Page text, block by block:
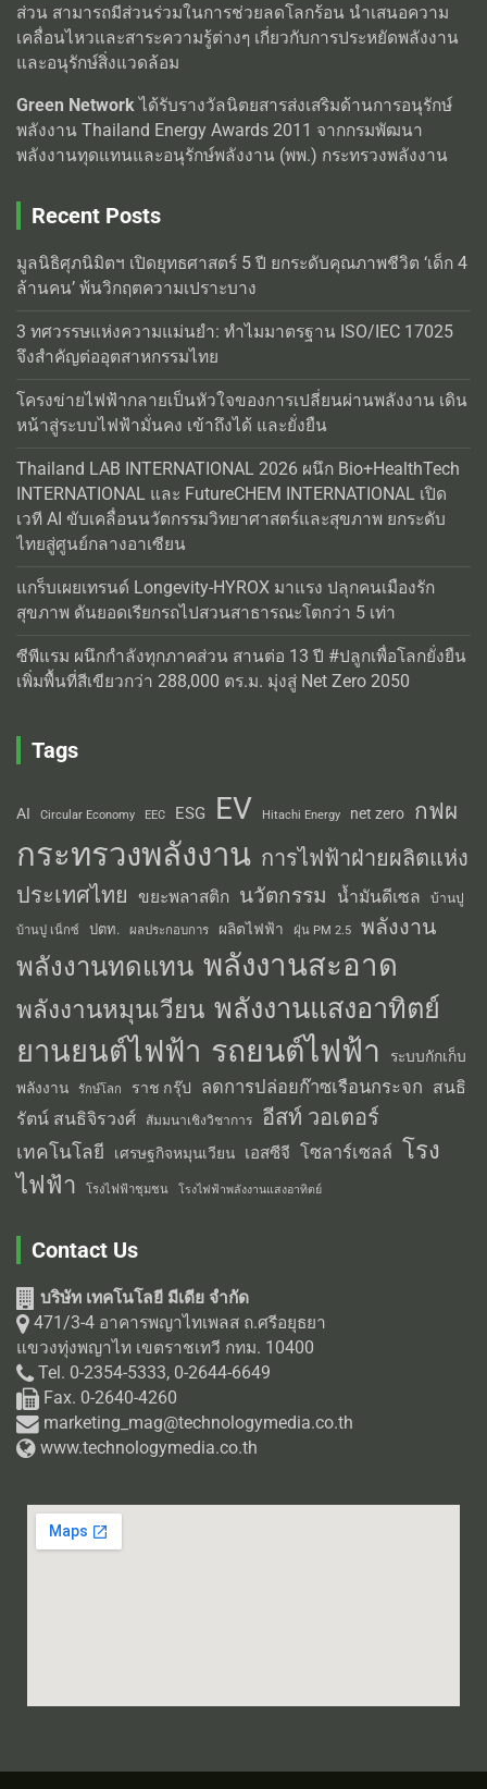
ส่วน สามารถมีส่วนร่วมในการช่วยลดโลกร้อน นำเสนอความ
เคลื่อนไหวและสาระความรู้ต่างๆ เกี่ยวกับการประหยัดพลังงาน
และอนุรักษ์สิ่งแวดล้อม
Green Network ได้รับรางวัลนิตยสารส่งเสริมด้านการอนุรักษ์
พลังงาน Thailand Energy Awards 2011 จากกรมพัฒนา
พลังงานทุดแทนและอนุรักษ์พลังงาน (พพ.) กระทรวงพลังงาน
Recent Posts
มูลนิธิศุภนิมิตฯ เปิดยุทธศาสตร์ 5 ปี ยกระดับคุณภาพชีวิต ‘เด็ก 4
ล้านคน’ พ้นวิกฤตความเปราะบาง
3 ทศวรรษแห่งความแม่นยำ: ทำไมมาตรฐาน ISO/IEC 17025
จึงสำคัญต่ออุตสาหกรรมไทย
โครงข่ายไฟฟ้ากลายเป็นหัวใจของการเปลี่ยนผ่านพลังงาน เดิน
หน้าสู่ระบบไฟฟ้ามั่นคง เข้าถึงได้ และยั่งยืน
Thailand LAB INTERNATIONAL 2026 ผนึก Bio+HealthTech
INTERNATIONAL และ FutureCHEM INTERNATIONAL เปิด
เวที AI ขับเคลื่อนนวัตกรรมวิทยาศาสตร์และสุขภาพ ยกระดับ
ไทยสู่ศูนย์กลางอาเซียน
แกร็บเผยเทรนด์ Longevity-HYROX มาแรง ปลุกคนเมืองรัก
สุขภาพ ดันยอดเรียกรถไปสวนสาธารณะโตกว่า 5 เท่า
ซีพีแรม ผนึกกำลังทุกภาคส่วน สานต่อ 13 ปี #ปลูกเพื่อโลกยั่งยืน
เพิ่มพื้นที่สีเขียวกว่า 288,000 ตร.ม. มุ่งสู่ Net Zero 2050
Tags
AI Circular Economy EEC ESG EV Hitachi Energy net zero กฟผ
กระทรวงพลังงาน การไฟฟ้าฝ่ายผลิตแห่ง
ประเทศไทย
ขยะพลาสติก นวัตกรรม น้ำมันดีเซล บ้านปู
บ้านปู เน็กซ์ ปตท. ผลประกอบการ ผลิตไฟฟ้า ฝุ่น PM 2.5 พลังงาน
พลังงานทดแทน พลังงานสะอาด
พลังงานหมุนเวียน พลังงานแสงอาทิตย์
ยานยนต์ไฟฟ้า รถยนต์ไฟฟ้า
ระบบกักเก็บ
พลังงาน
รักษ์โลก ราช กรุ๊ป ลดการปล่อยก๊าซเรือนกระจก สนธิ
รัตน์ สนธิจิรวงศ์
สัมมนาเชิงวิชาการ อีสท์ วอเตอร์
เทคโนโลยี เศรษฐกิจหมุนเวียน เอสซีจี โซลาร์เซลล์ โรง
ไฟฟ้า
โรงไฟฟ้าชุมชน โรงไฟฟ้าพลังงานแสงอาทิตย์
Contact Us
บริษัท เทคโนโลยี มีเดีย จำกัด
471/3-4 อาคารพญาไทเพลส ถ.ศรีอยุธยา
แขวงทุ่งพญาไท เขตราชเทวี กทม. 10400
Tel. 0-2354-5333, 0-2644-6649
Fax. 0-2640-4260
marketing_mag@technologymedia.co.th
www.technologymedia.co.th